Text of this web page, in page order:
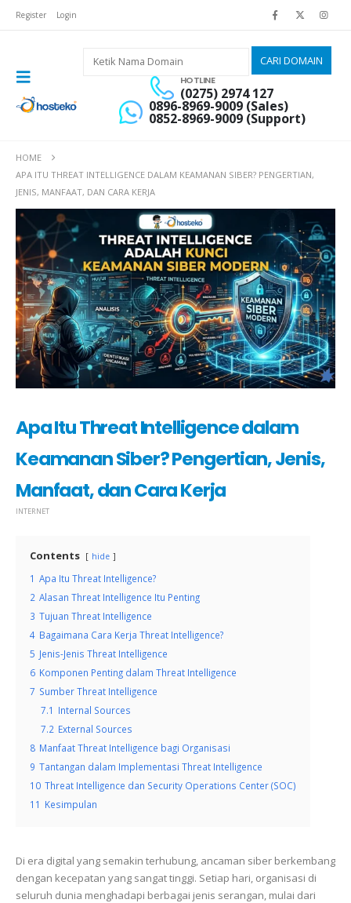
Register Login
HOTLINE
(0275) 2974 127
0896-8969-9009 (Sales)
0852-8969-9009 (Support)
HOME
APA ITU THREAT INTELLIGENCE DALAM KEAMANAN SIBER? PENGERTIAN,
JENIS, MANFAAT, DAN CARA KERJA
Apa Itu Threat Intelligence dalam
Keamanan Siber? Pengertian, Jenis,
Manfaat, dan Cara Kerja
INTERNET
Contents hide
1 Apa Itu Threat Intelligence?
2 Alasan Threat Intelligence Itu Penting
3 Tujuan Threat Intelligence
4 Bagaimana Cara Kerja Threat Intelligence?
5 Jenis-Jenis Threat Intelligence
6 Komponen Penting dalam Threat Intelligence
7 Sumber Threat Intelligence
7.1 Internal Sources
7.2 External Sources
8 Manfaat Threat Intelligence bagi Organisasi
9 Tantangan dalam Implementasi Threat Intelligence
10 Threat Intelligence dan Security Operations Center (SOC)
11 Kesimpulan
Di era digital yang semakin terhubung, ancaman siber berkembang
dengan kecepatan yang sangat tinggi. Setiap hari, organisasi di
seluruh dunia menghadapi berbagai jenis serangan, mulai dari